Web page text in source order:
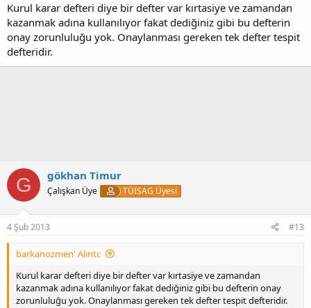
Kurul karar defteri diye bir defter var kırtasiye ve zamandan
kazanmak adına kullanılıyor fakat dediğiniz gibi bu defterin
onay zorunluluğu yok. Onaylanması gereken tek defter tespit
defteridir.
G gökhan Timur
Çalışkan Üye TÜİSAG Üyesi
4 Şub 2013 #13
barkanozmen' Alıntı:
Kurul karar defteri diye bir defter var kırtasiye ve zamandan
kazanmak adına kullanılıyor fakat dediğiniz gibi bu defterin onay
zorunluluğu yok. Onaylanması gereken tek defter tespit defteridir.